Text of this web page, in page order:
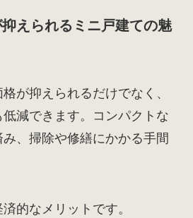
えられるミニ戸建ての魅
が抑えられるだけでなく、
減できます。コンパクトな
、掃除や修繕にかかる手間
的なメリットです。